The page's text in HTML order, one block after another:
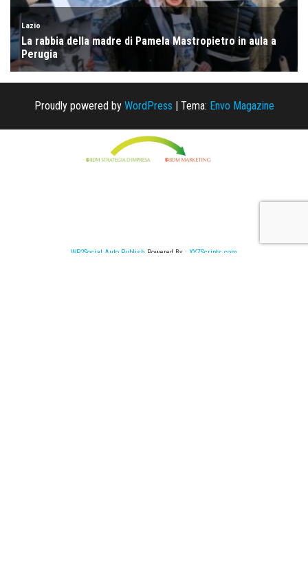
Proudly powered by WordPress Tema: Envo Magazine
WP2Social Auto Publish Powered By : XYZScripts.com